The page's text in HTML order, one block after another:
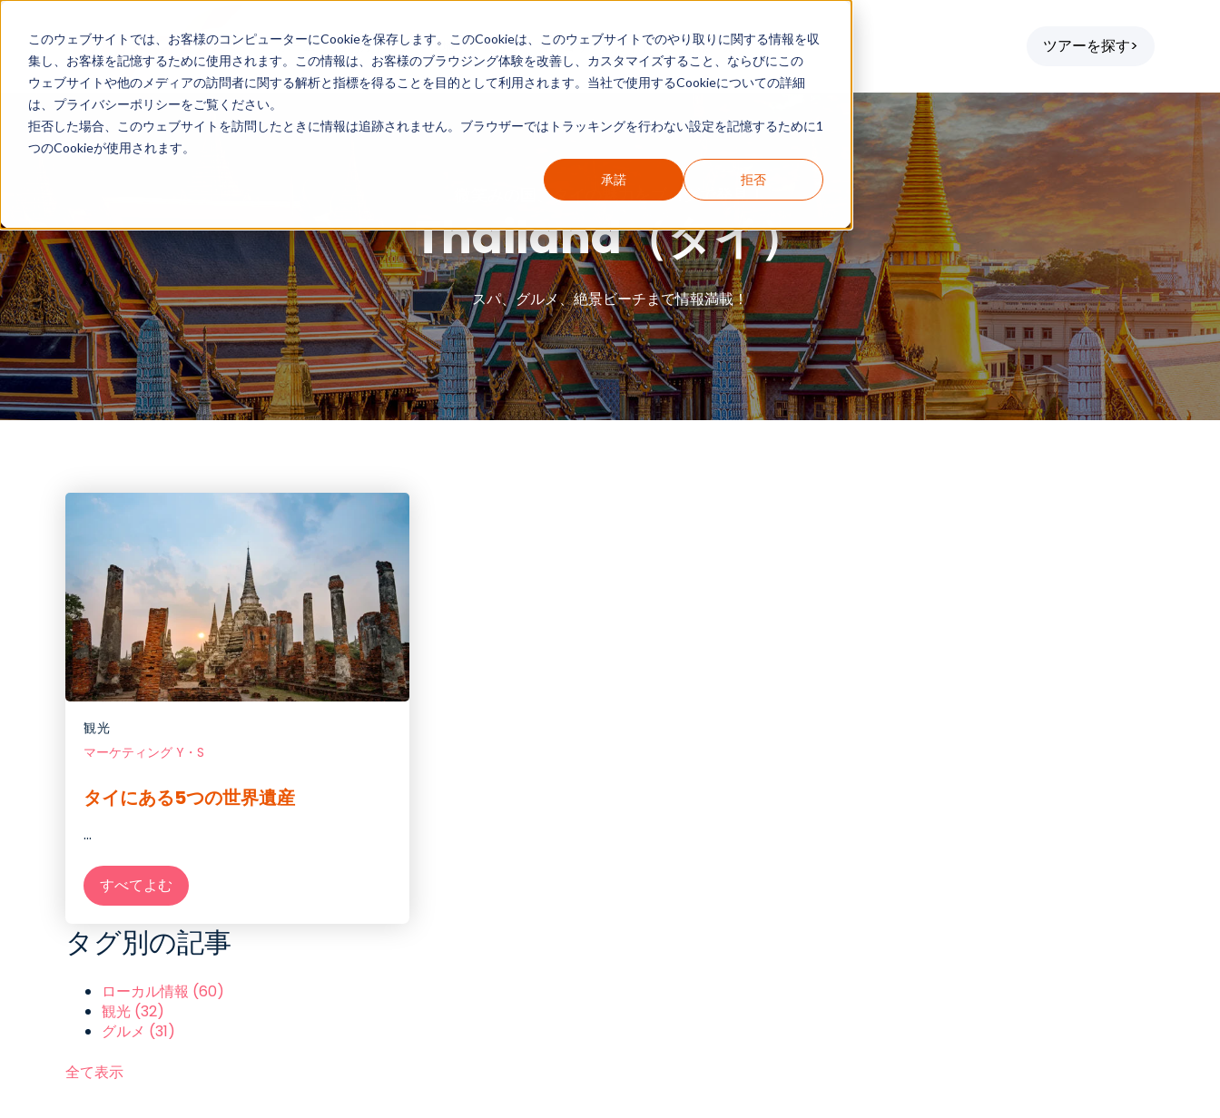
このウェブサイトでは、お客様のコンピューターにCookieを保存します。このCookieは、このウェブサイトでのやり取りに関する情報を収
集し、お客様を記憶するために使用されます。この情報は、お客様のブラウジング体験を改善し、カスタマイズすること、ならびにこの
ウェブサイトや他のメディアの訪問者に関する解析と指標を得ることを目的として利用されます。当社で使用するCookieについての詳細
は、プライバシーポリシーをご覧ください。
拒否した場合、このウェブサイトを訪問したときに情報は追跡されません。ブラウザーではトラッキングを行わない設定を記憶するために1
つのCookieが使用されます。
承諾 拒否
ホーム 国別ガイド 現地リポート カテゴリー別ガイド 情報一覧 ツアーを探す>
微笑みの国、タイの魅力をブログで発見！
Thailand（タイ）
スパ、グルメ、絶景ビーチまで情報満載！
観光
マーケティング Y・S
タイにある5つの世界遺産
...
すべてよむ
タグ別の記事
ローカル情報 (60)
観光 (32)
グルメ (31)
全て表示